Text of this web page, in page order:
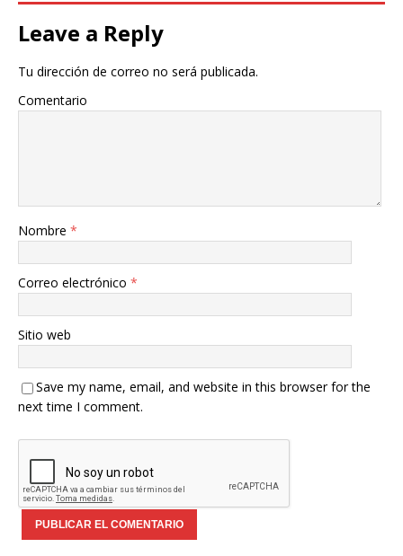
Leave a Reply
Tu dirección de correo no será publicada.
Comentario
Nombre *
Correo electrónico *
Sitio web
Save my name, email, and website in this browser for the
next time I comment.